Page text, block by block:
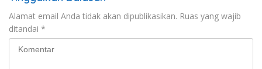
Alamat email Anda tidak akan dipublikasikan. Ruas yang wajib
ditandai *